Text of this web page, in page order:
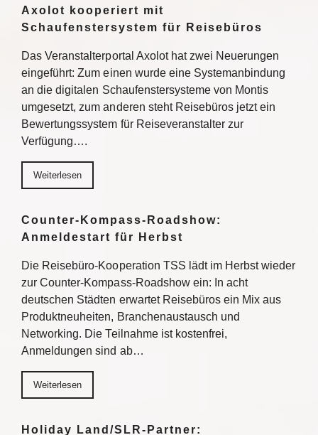
Axolot kooperiert mit
Schaufenstersystem für Reisebüros
Das Veranstalterportal Axolot hat zwei Neuerungen
eingeführt: Zum einen wurde eine Systemanbindung
an die digitalen Schaufenstersysteme von Montis
umgesetzt, zum anderen steht Reisebüros jetzt ein
Bewertungssystem für Reiseveranstalter zur
Verfügung….
Weiterlesen
Counter-Kompass-Roadshow:
Anmeldestart für Herbst
Die Reisebüro-Kooperation TSS lädt im Herbst wieder
zur Counter-Kompass-Roadshow ein: In acht
deutschen Städten erwartet Reisebüros ein Mix aus
Produktneuheiten, Branchenaustausch und
Networking. Die Teilnahme ist kostenfrei,
Anmeldungen sind ab…
Weiterlesen
Holiday Land/SLR-Partner: